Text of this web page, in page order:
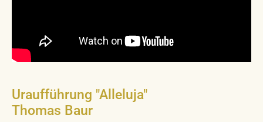
Uraufführung "Alleluja"
Thomas Baur